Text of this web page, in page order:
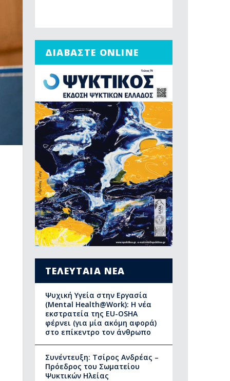
ΔΙΑΒΑΣΤΕ ONLINE
ΤΕΛΕΥΤΑΙΑ ΝΕΑ
Ψυχική Υγεία στην Εργασία
(Mental Health@Work): Η νέα
εκστρατεία της EU-OSHA
φέρνει (για μία ακόμη αφορά)
στο επίκεντρο τον άνθρωπο
Συνέντευξη: Τσίρος Ανδρέας –
Πρόεδρος του Σωματείου
Ψυκτικών Ηλείας